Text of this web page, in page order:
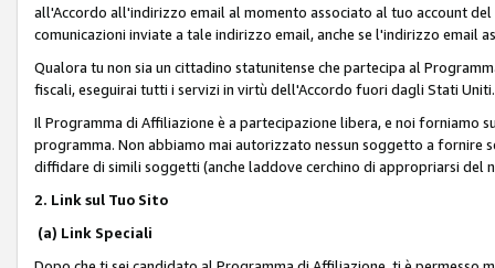
all'Accordo all'indirizzo email al momento associato al tuo account
comunicazioni inviate a tale indirizzo email, anche se l'indirizzo email
Qualora tu non sia un cittadino statunitense che partecipa al
fiscali, eseguirai tutti i servizi in virtù dell'Accordo fuori dagli Stati
Il Programma di Affiliazione è a partecipazione libera, e noi forniamo
programma. Non abbiamo mai autorizzato nessun soggetto a fornire
diffidare di simili soggetti (anche laddove cerchino di appropriarsi
2. Link sul Tuo Sito
(a) Link Speciali